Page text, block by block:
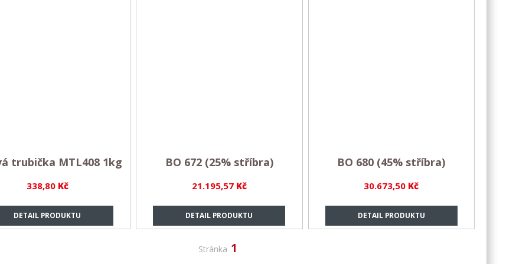
338,80 Kč
DETAIL PRODUKTU
trubička MTL408 1kg
21.195,57 Kč
DETAIL PRODUKTU
BO 672 (25% stříbra)
30.673,50 Kč
DETAIL PRODUKTU
BO 680 (45% stříbra)
Stránka 1